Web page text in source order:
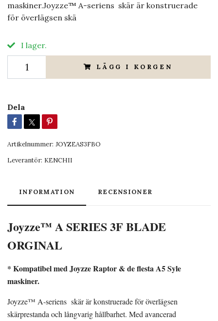
maskiner.Joyzze™ A-seriens skär är konstruerade
för överlägsen skä
I lager.
LÄGG I KORGEN
Dela
Artikelnummer: JOYZEAS3FBO
Leverantör: KENCHII
INFORMATION RECENSIONER
Joyzze™ A SERIES 3F BLADE
ORGINAL
* Kompatibel med Joyzze Raptor & de flesta A5 Syle
maskiner.
Joyzze™ A-seriens skär är konstruerade för överlägsen
skärprestanda och långvarig hållbarhet. Med avancerad